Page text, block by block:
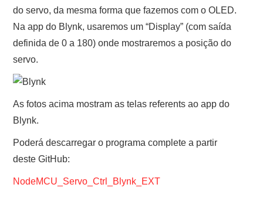
do servo, da mesma forma que fazemos com o OLED.
Na app do Blynk, usaremos um “Display” (com saída
definida de 0 a 180) onde mostraremos a posição do
servo.
As fotos acima mostram as telas referents ao app do
Blynk.
Poderá descarregar o programa complete a partir
deste GitHub:
NodeMCU_Servo_Ctrl_Blynk_EXT